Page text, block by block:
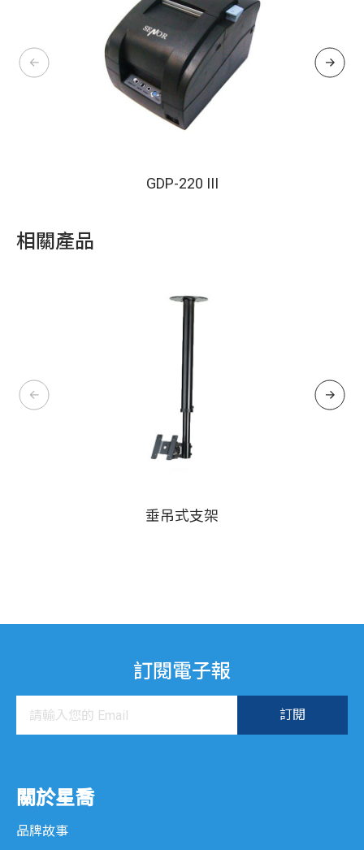
GDP-220 III
相關產品
垂吊式支架
訂閱電子報
關於星喬
品牌故事